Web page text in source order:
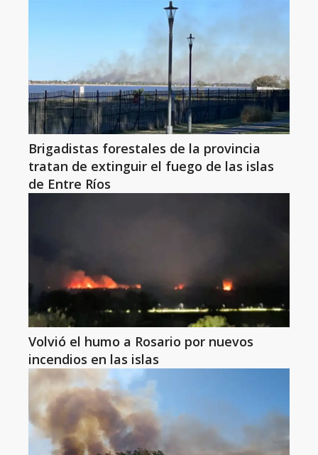
Brigadistas forestales de la provincia
tratan de extinguir el fuego de las islas
de Entre Ríos
Volvió el humo a Rosario por nuevos
incendios en las islas